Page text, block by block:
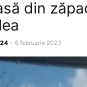
din
- 6 februarie 2023